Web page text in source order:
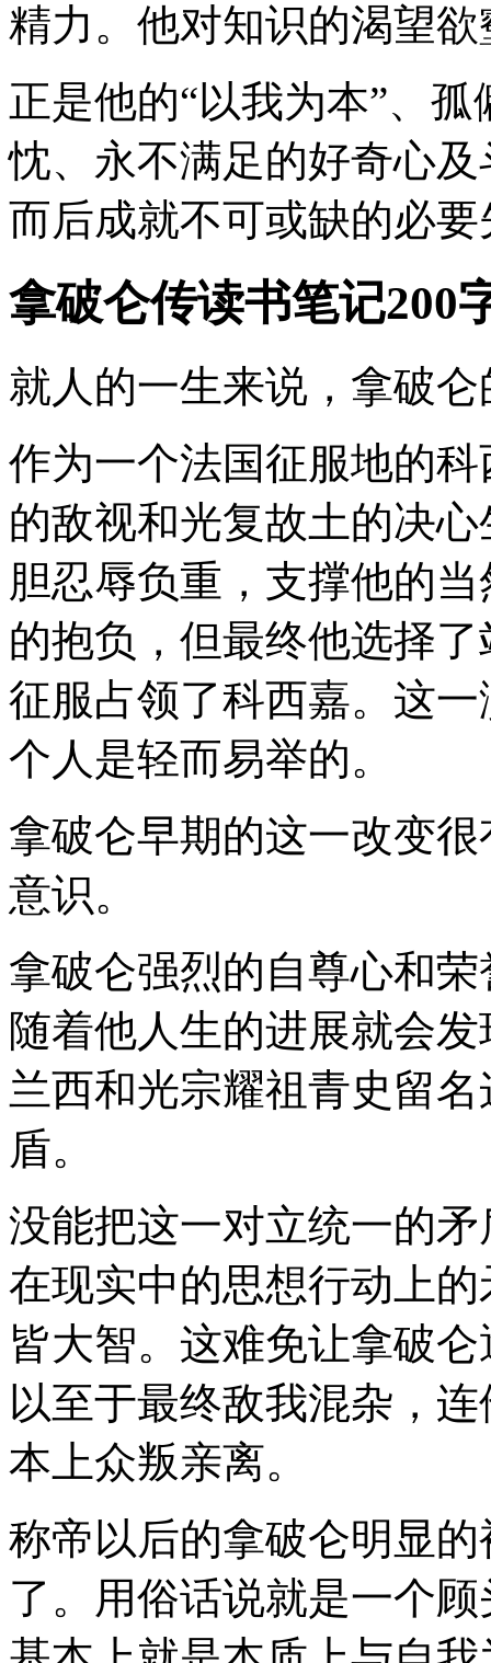
精力。他对知识的渴望
正是他的“以我为本”、
忱、永不满足的好奇心
而后成就不可或缺的必
拿破仑传读书笔记200
就人的一生来说，拿破
作为一个法国征服地的
的敌视和光复故土的决
胆忍辱负重，支撑他的
的抱负，但最终他选择
征服占领了科西嘉。这
个人是轻而易举的。
拿破仑早期的这一改变
意识。
拿破仑强烈的自尊心和
随着他人生的进展就会
兰西和光宗耀祖青史留
盾。
没能把这一对立统一的
在现实中的思想行动上
皆大智。这难免让拿破
以至于最终敌我混杂，
本上众叛亲离。
称帝以后的拿破仑明显
了。用俗话说就是一个